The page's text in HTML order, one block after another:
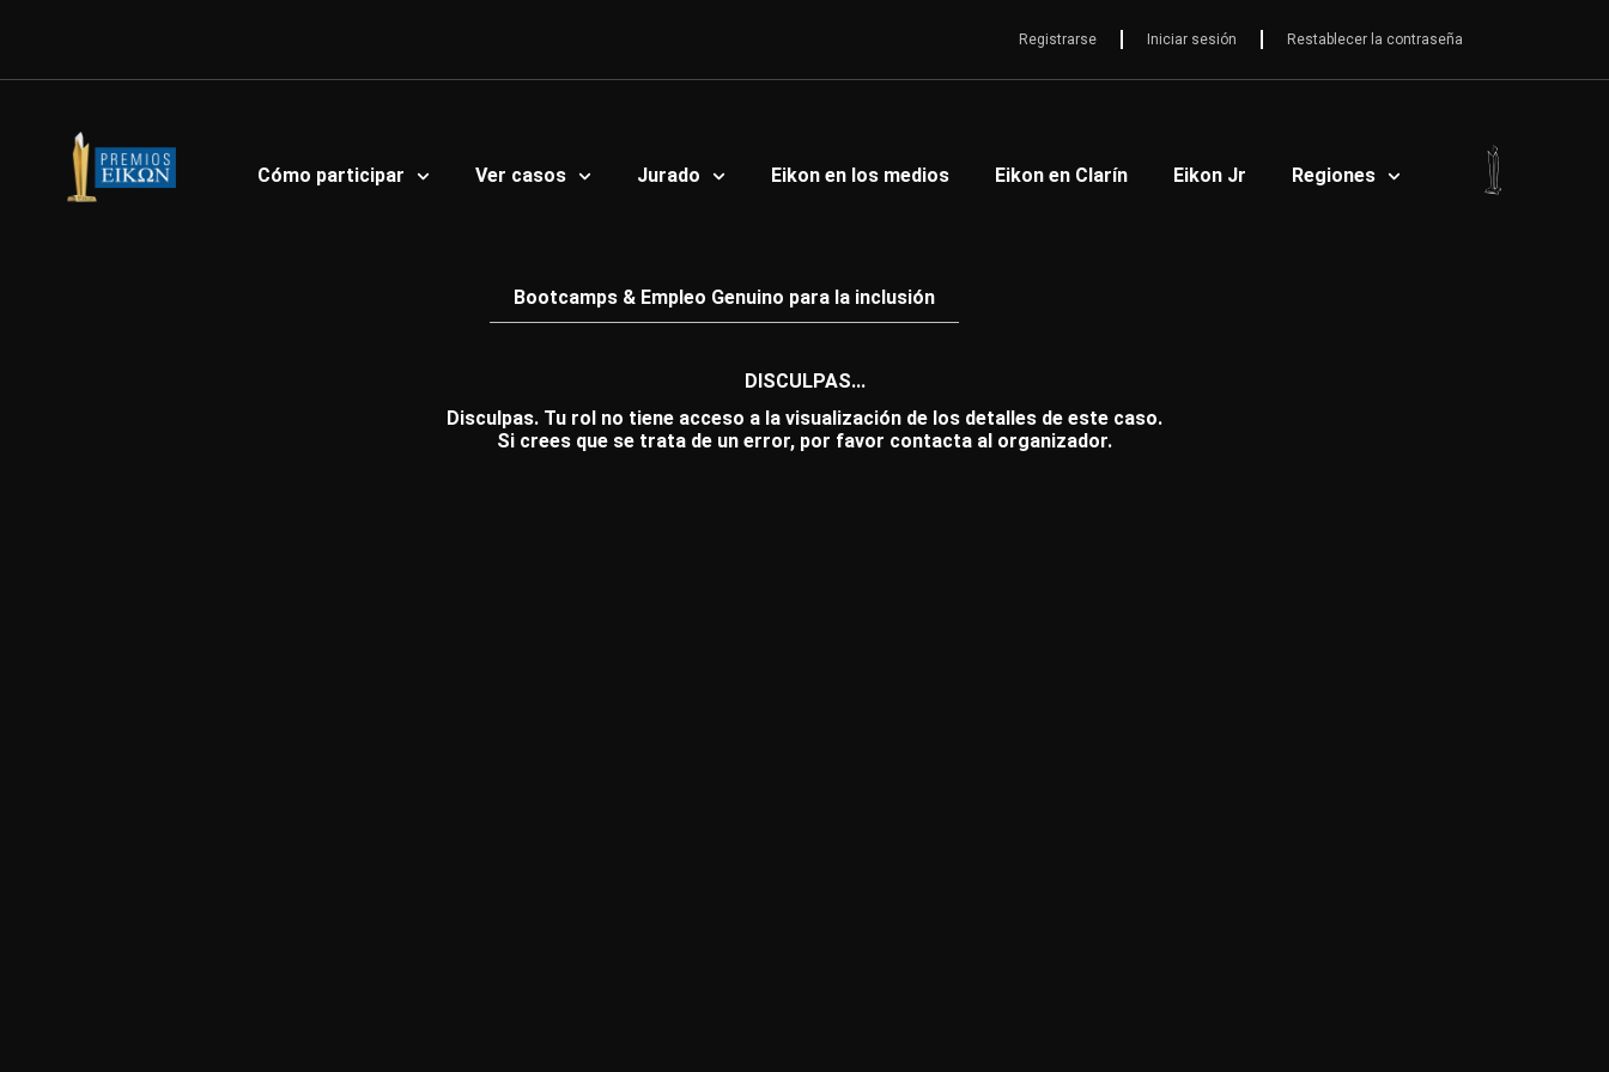
contenido
Registrarse Iniciar sesión Restablecer la contraseña
Cómo participar Ver casos Jurado Eikon en los medios Eikon en Clarín Eikon Jr Regiones
Bootcamps & Empleo Genuino para la inclusión
DISCULPAS...
Disculpas. Tu rol no tiene acceso a la visualización de los detalles de este caso.
Si crees que se trata de un error, por favor contacta al organizador.